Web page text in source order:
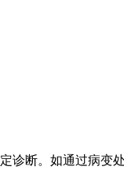
诊断。如通过病变